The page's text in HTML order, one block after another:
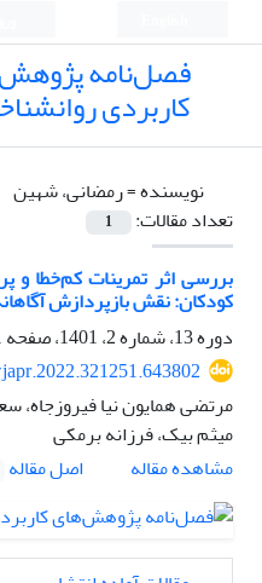
فصل‌نامه
کاربردی
نویسنده =رمضانی، شهین
تعداد مقالات:
1
بررسی اثر تمرینات کم‌خطا و
کودکان: نقش بازپردازش
دوره 13، شماره 2، 1401، صفحه
مرتضی همایون نیا فیروزجاه،
میثم بیک، فرزانه برمکی
مشاهده مقاله
اصل مقاله